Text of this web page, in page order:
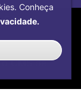
da
CMS de
Conheça